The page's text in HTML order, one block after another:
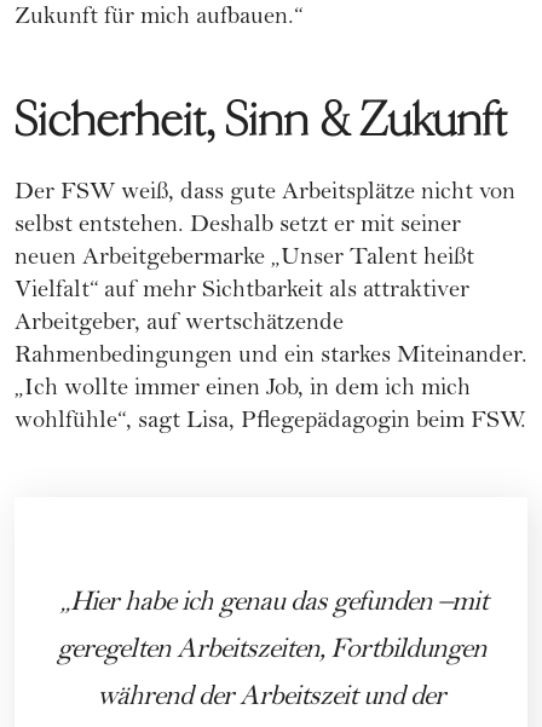
Zukunft für mich aufbauen.“
Sicherheit, Sinn & Zukunft
Der FSW weiß, dass gute Arbeitsplätze nicht von
selbst entstehen. Deshalb setzt er mit seiner
neuen Arbeitgebermarke „Unser Talent heißt
Vielfalt“ auf mehr Sichtbarkeit als attraktiver
Arbeitgeber, auf wertschätzende
Rahmenbedingungen und ein starkes Miteinander.
„Ich wollte immer einen Job, in dem ich mich
wohlfühle“, sagt Lisa, Pflegepädagogin beim FSW.
Hier habe ich genau das gefunden –mit
geregelten Arbeitszeiten, Fortbildungen
während der Arbeitszeit und der